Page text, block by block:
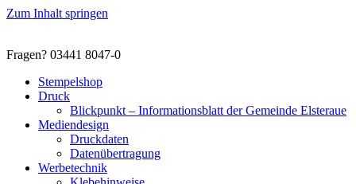
Zum Inhalt springen
Fragen? 03441 8047-0
Stempelshop
Druck
Blickpunkt – Informationsblatt der Gemeinde Elsteraue
Mediendesign
Druckdaten
Datenübertragung
Werbetechnik